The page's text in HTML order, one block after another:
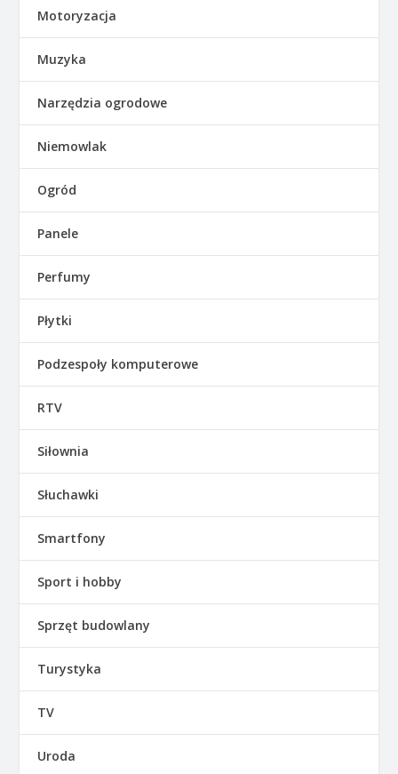
Motoryzacja
Muzyka
Narzędzia ogrodowe
Niemowlak
Ogród
Panele
Perfumy
Płytki
Podzespoły komputerowe
RTV
Siłownia
Słuchawki
Smartfony
Sport i hobby
Sprzęt budowlany
Turystyka
TV
Uroda